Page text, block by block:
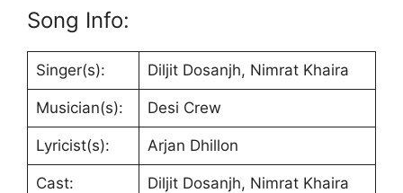
Song Info:
Singer(s): Diljit Dosanjh, Nimrat Khaira
Musician(s): Desi Crew
Lyricist(s): Arjan Dhillon
Cast: Diljit Dosanjh, Nimrat Khaira